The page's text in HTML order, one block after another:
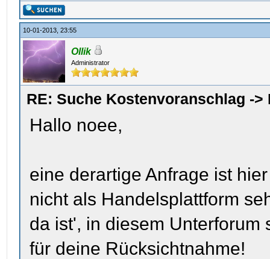
10-01-2013, 23:55
Ollik
Administrator
RE: Suche Kostenvoranschlag ->
Hallo noee,
eine derartige Anfrage ist
nicht als Handelsplattform
da ist', in diesem
für deine Rücksichtnahme!